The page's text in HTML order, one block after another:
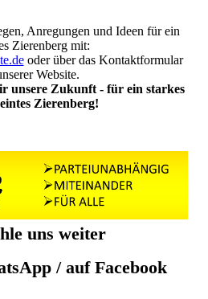
Anregungen und Ideen für ein
Zierenberg mit:
oder über das Kontaktformular
Website.
unsere Zukunft - für ein starkes
Zierenberg!
uns weiter
/ auf Facebook